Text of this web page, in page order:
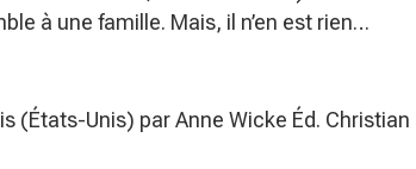
à une famille. Mais, il n’en est rien…
(États-Unis) par Anne Wicke Éd. Christian